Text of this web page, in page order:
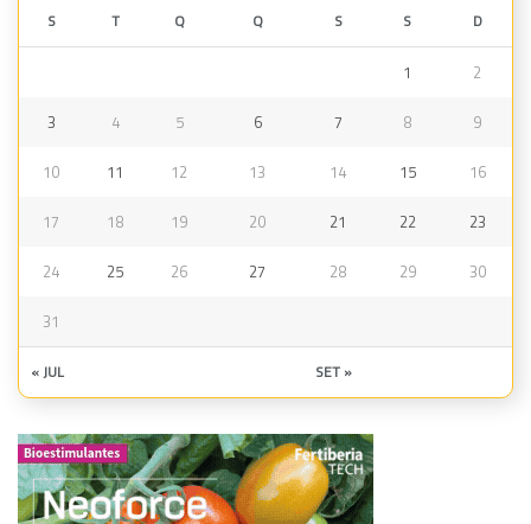
S T Q Q S S D
1 2
3 4 5 6 7 8 9
10 11 12 13 14 15 16
17 18 19 20 21 22 23
24 25 26 27 28 29 30
31
« JUL SET »